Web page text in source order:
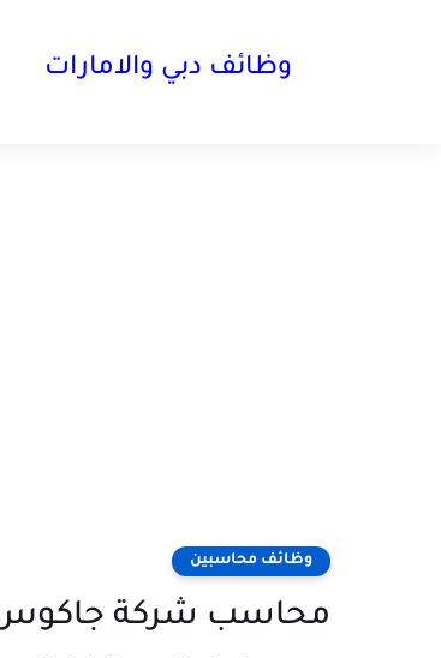
وظائف دبي والامارات
وظائف محاسبين